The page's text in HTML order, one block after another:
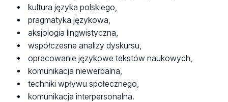
kultura języka polskiego,
pragmatyka językowa,
aksjologia lingwistyczna,
współczesne analizy dyskursu,
opracowanie językowe tekstów naukowych,
komunikacja niewerbalna,
techniki wpływu społecznego,
komunikacja interpersonalna.